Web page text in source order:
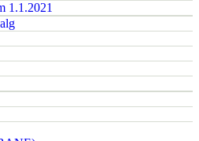
1.1.2021